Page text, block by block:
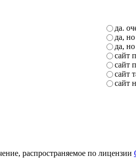
да.
да,
да,
сайт
сайт
сайт
сайт
распространяемое по лицензии